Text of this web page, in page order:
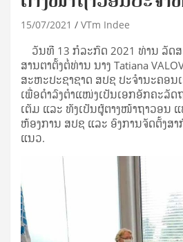
15/07/2021 VTm Indee
ວັນທີ 13 ກໍລະກົດ 2021 ທ່ານ ລັດ
ສານຕາຕັ້ງຕໍ່ທ່ານ ນາງ Tatiana
ສະຫະປະຊາຊາດ ສປຊ ປະຈຳນະຄອນ
ເພື່ອດໍາລົງຕໍາແໜ່ງເປັນເອກອັກຄະລັ
ເຕັມ ແລະ ທັງເປັນຜູ້ຕາງໜ້າຖາວອນ
ຫ້ອງການ ສປຊ ແລະ ອົງການຈັດຕັ້ງສ
ແນວ.